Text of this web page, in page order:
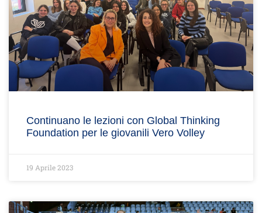
Continuano le lezioni con Global Thinking
Foundation per le giovanili Vero Volley
19 Aprile 2023